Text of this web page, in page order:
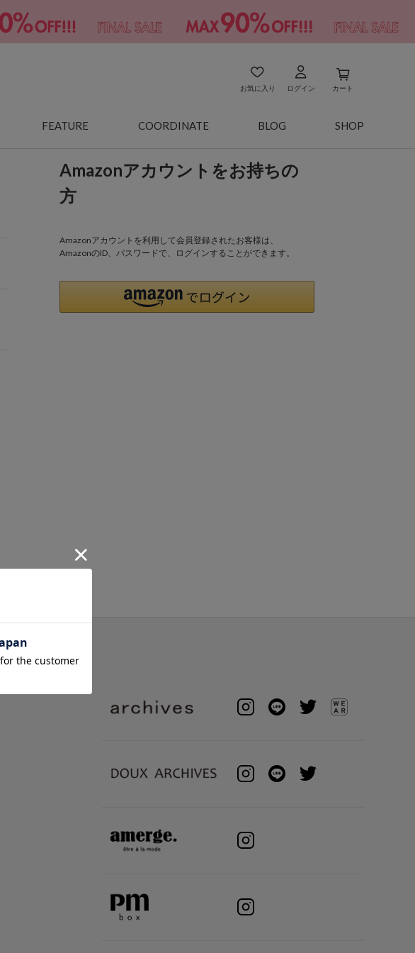
お気に入り ログイン カート
FEATURE COORDINATE BLOG SHOP
Amazonアカウントをお持ちの
方
Amazonアカウントを利用して会員登録されたお客様は、
AmazonのID、パスワードで、ログインすることができます。